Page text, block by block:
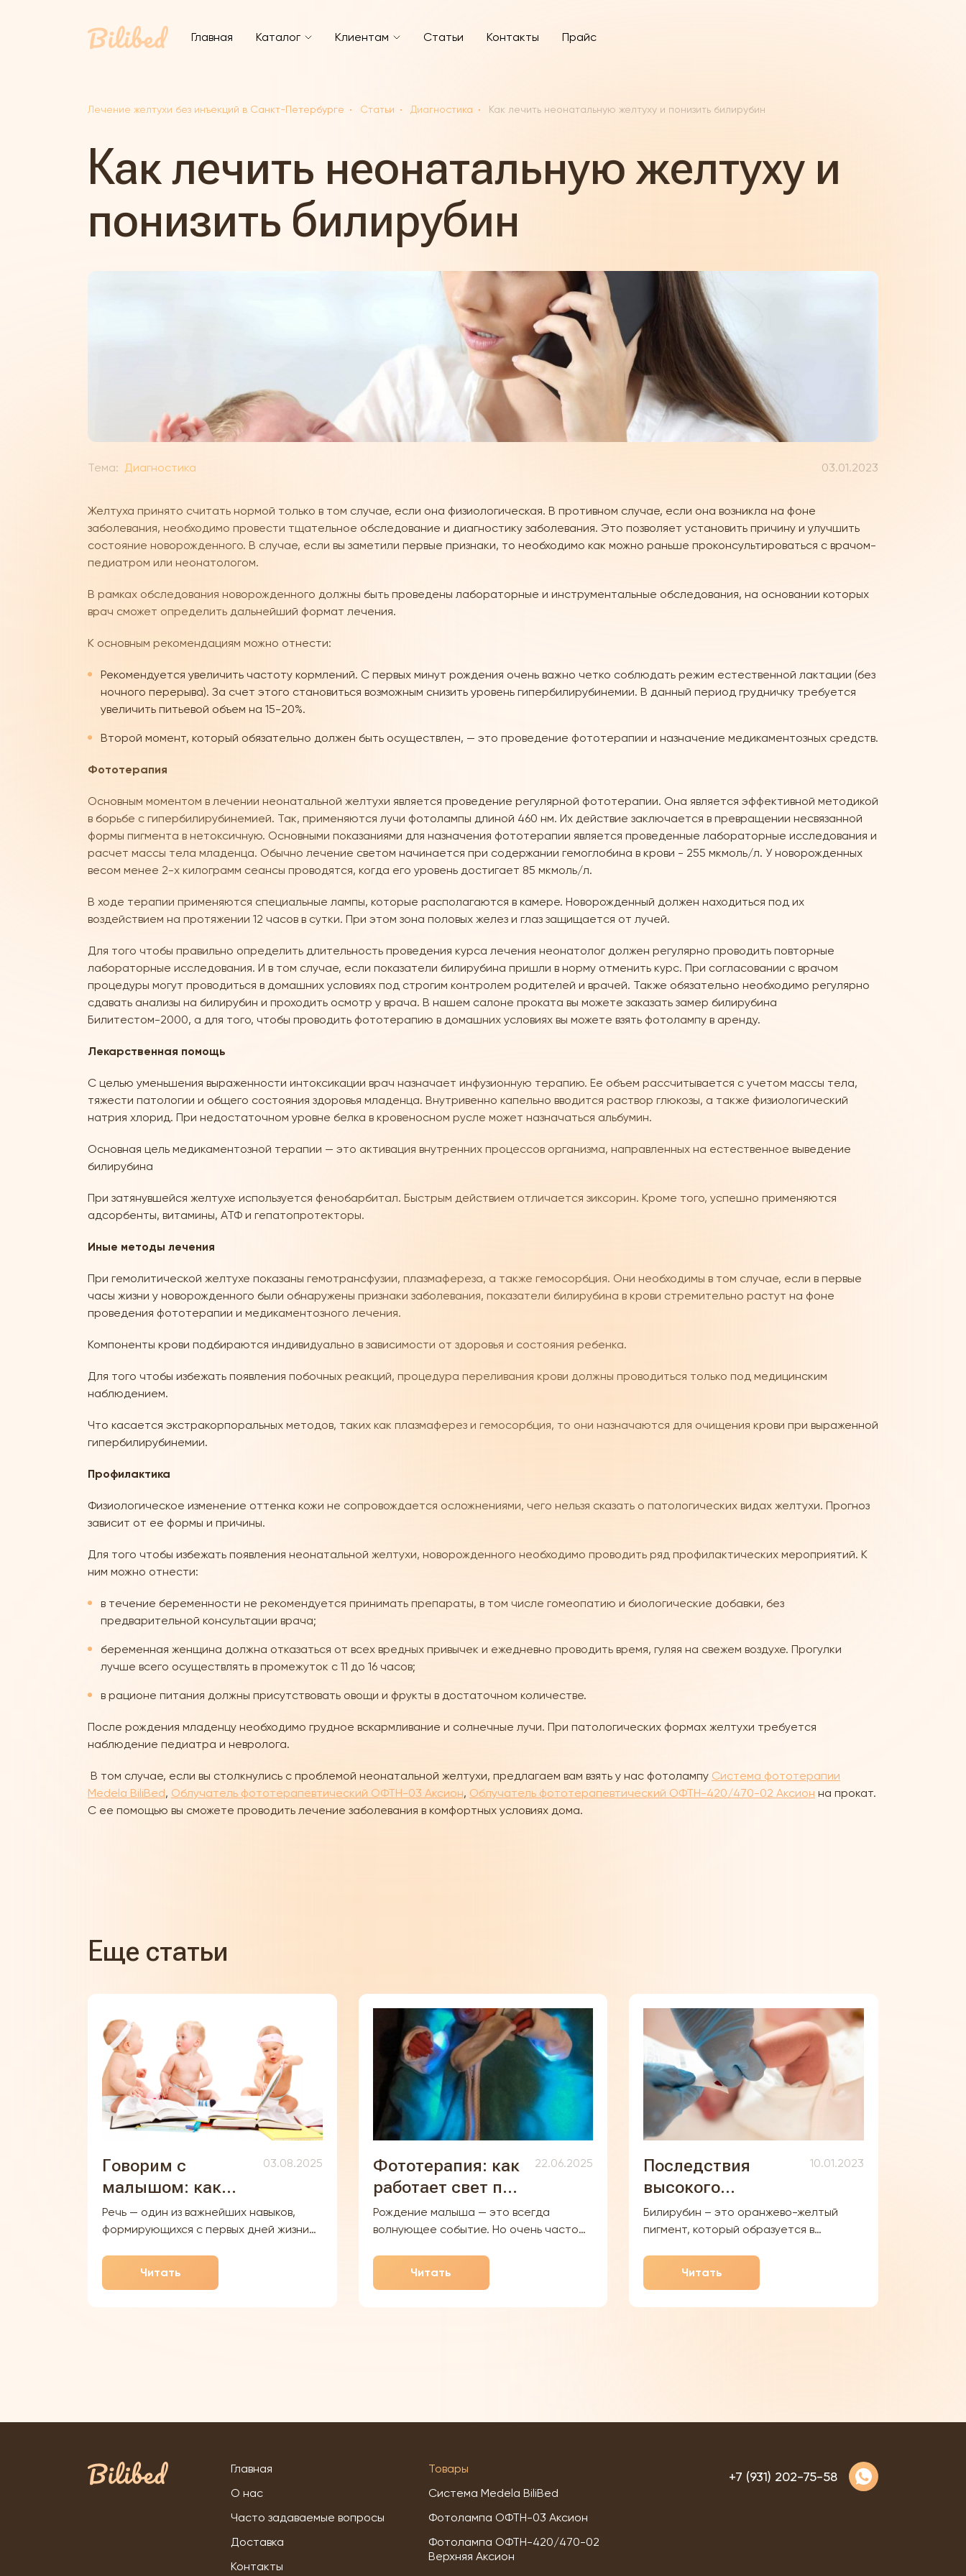
Главная Каталог Клиентам Статьи Контакты Прайс
Лечение желтухи без инъекций в Санкт-Петербурге Статьи Диагностика Как лечить неонатальную желтуху и понизить билирубин
Как лечить неонатальную желтуху и
понизить билирубин
Тема: Диагностика 03.01.2023
Желтуха принято считать нормой только в том случае, если она физиологическая. В противном случае, если она возникла на фоне
заболевания, необходимо провести тщательное обследование и диагностику заболевания. Это позволяет установить причину и улучшить
состояние новорожденного. В случае, если вы заметили первые признаки, то необходимо как можно раньше проконсультироваться с врачом-
педиатром или неонатологом.
В рамках обследования новорожденного должны быть проведены лабораторные и инструментальные обследования, на основании которых
врач сможет определить дальнейший формат лечения.
К основным рекомендациям можно отнести:
Рекомендуется увеличить частоту кормлений. С первых минут рождения очень важно четко соблюдать режим естественной лактации (без
ночного перерыва). За счет этого становиться возможным снизить уровень гипербилирубинемии. В данный период грудничку требуется
увеличить питьевой объем на 15-20%.
Второй момент, который обязательно должен быть осуществлен, — это проведение фототерапии и назначение медикаментозных средств.
Фототерапия
Основным моментом в лечении неонатальной желтухи является проведение регулярной фототерапии. Она является эффективной методикой
в борьбе с гипербилирубинемией. Так, применяются лучи фотолампы длиной 460 нм. Их действие заключается в превращении несвязанной
формы пигмента в нетоксичную. Основными показаниями для назначения фототерапии является проведенные лабораторные исследования и
расчет массы тела младенца. Обычно лечение светом начинается при содержании гемоглобина в крови - 255 мкмоль/л. У новорожденных
весом менее 2-х килограмм сеансы проводятся, когда его уровень достигает 85 мкмоль/л.
В ходе терапии применяются специальные лампы, которые располагаются в камере. Новорожденный должен находиться под их
воздействием на протяжении 12 часов в сутки. При этом зона половых желез и глаз защищается от лучей.
Для того чтобы правильно определить длительность проведения курса лечения неонатолог должен регулярно проводить повторные
лабораторные исследования. И в том случае, если показатели билирубина пришли в норму отменить курс. При согласовании с врачом
процедуры могут проводиться в домашних условиях под строгим контролем родителей и врачей. Также обязательно необходимо регулярно
сдавать анализы на билирубин и проходить осмотр у врача. В нашем салоне проката вы можете заказать замер билирубина
Билитестом-2000, а для того, чтобы проводить фототерапию в домашних условиях вы можете взять фотолампу в аренду.
Лекарственная помощь
С целью уменьшения выраженности интоксикации врач назначает инфузионную терапию. Ее объем рассчитывается с учетом массы тела,
тяжести патологии и общего состояния здоровья младенца. Внутривенно капельно вводится раствор глюкозы, а также физиологический
натрия хлорид. При недостаточном уровне белка в кровеносном русле может назначаться альбумин.
Основная цель медикаментозной терапии — это активация внутренних процессов организма, направленных на естественное выведение
билирубина
При затянувшейся желтухе используется фенобарбитал. Быстрым действием отличается зиксорин. Кроме того, успешно применяются
адсорбенты, витамины, АТФ и гепатопротекторы.
Иные методы лечения
При гемолитической желтухе показаны гемотрансфузии, плазмафереза, а также гемосорбция. Они необходимы в том случае, если в первые
часы жизни у новорожденного были обнаружены признаки заболевания, показатели билирубина в крови стремительно растут на фоне
проведения фототерапии и медикаментозного лечения.
Компоненты крови подбираются индивидуально в зависимости от здоровья и состояния ребенка.
Для того чтобы избежать появления побочных реакций, процедура переливания крови должны проводиться только под медицинским
наблюдением.
Что касается экстракорпоральных методов, таких как плазмаферез и гемосорбция, то они назначаются для очищения крови при выраженной
гипербилирубинемии.
Профилактика
Физиологическое изменение оттенка кожи не сопровождается осложнениями, чего нельзя сказать о патологических видах желтухи. Прогноз
зависит от ее формы и причины.
Для того чтобы избежать появления неонатальной желтухи, новорожденного необходимо проводить ряд профилактических мероприятий. К
ним можно отнести:
в течение беременности не рекомендуется принимать препараты, в том числе гомеопатию и биологические добавки, без
предварительной консультации врача;
беременная женщина должна отказаться от всех вредных привычек и ежедневно проводить время, гуляя на свежем воздухе. Прогулки
лучше всего осуществлять в промежуток с 11 до 16 часов;
в рационе питания должны присутствовать овощи и фрукты в достаточном количестве.
После рождения младенцу необходимо грудное вскармливание и солнечные лучи. При патологических формах желтухи требуется
наблюдение педиатра и невролога.
В том случае, если вы столкнулись с проблемой неонатальной желтухи, предлагаем вам взять у нас фотолампу Система фототерапии
Medela BiliBed, Облучатель фототерапевтический ОФТН-03 Аксион, Облучатель фототерапевтический ОФТН-420/470-02 Аксион на прокат.
С ее помощью вы сможете проводить лечение заболевания в комфортных условиях дома.
Еще статьи
Говорим с
малышом: как
развивать речь с
первых месяцев
жизни
03.08.2025
Речь — один из важнейших навыков,
формирующихся с первых дней жизни
появляются позже, основа для
речевого развития закладывается ещё
Читать
Фототерапия: как
работает свет при
лечении
гипербилирубинемии
у новорождённых
22.06.2025
Рождение малыша — это всегда
волнующее событие. Но очень часто
омрачаются тревожным диагнозом:
гипербилирубинемия , в народе
Читать
Последствия
высокого
билирубина
10.01.2023
Билирубин – это оранжево-желтый
пигмент, который образуется в
цитохромов и миоглобина, а также
иных белковых ферментов организма.
Читать
Главная
О нас
Часто задаваемые вопросы
Доставка
Контакты
Товары
Система Medela BiliBed
Фотолампа ОФТН-03 Аксион
Фотолампа ОФТН-420/470-02
Верхняя Аксион
+7 (931) 202-75-58